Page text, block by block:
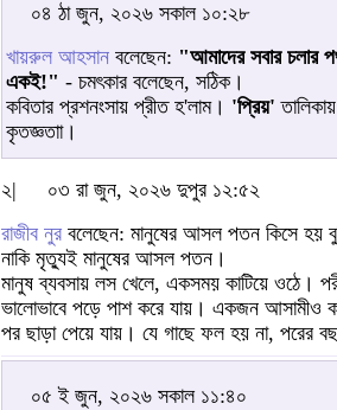
০৪ ঠা জুন, ২০২৬ সকাল ১০:২৮
খায়রুল আহসান বলেছেন: "আমাদের সবার চলার
একই!" - চমৎকার বলেছেন, সঠিক।
কবিতার প্রশনংসায় প্রীত হ'লাম। 'প্রিয়'
কৃতজ্ঞতাা।
২|
০৩ রা জুন, ২০২৬ দুপুর ১২:৫২
রাজীব নুর বলেছেন: মানুষের আসল পতন কিসে হয়
নাকি মৃত্যুই মানুষের আসল পতন।
মানুষ ব্যবসায় লস খেলে, একসময় কাটিয়ে ওঠে।
ভালোভাবে পড়ে পাশ করে যায়। একজন আসামীও
পর ছাড়া পেয়ে যায়। যে গাছে ফল হয় না, পরের
০৫ ই জুন, ২০২৬ সকাল ১১:৪০